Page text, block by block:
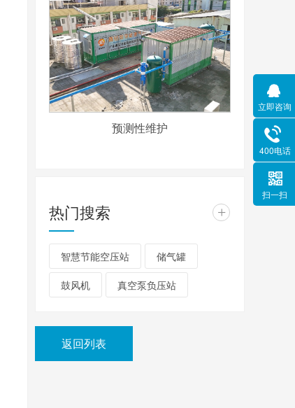
预测性维护
热门搜索 +
智慧节能空压站 储气罐
鼓风机 真空泵负压站
返回列表
立即咨询
400电话
扫一扫